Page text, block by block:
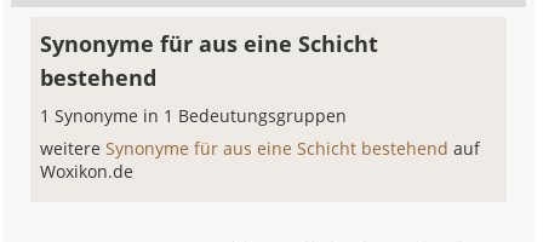
Synonyme für aus eine Schicht
bestehend
1 Synonyme in 1 Bedeutungsgruppen
weitereSynonyme für aus eine Schicht bestehendauf
Woxikon.de